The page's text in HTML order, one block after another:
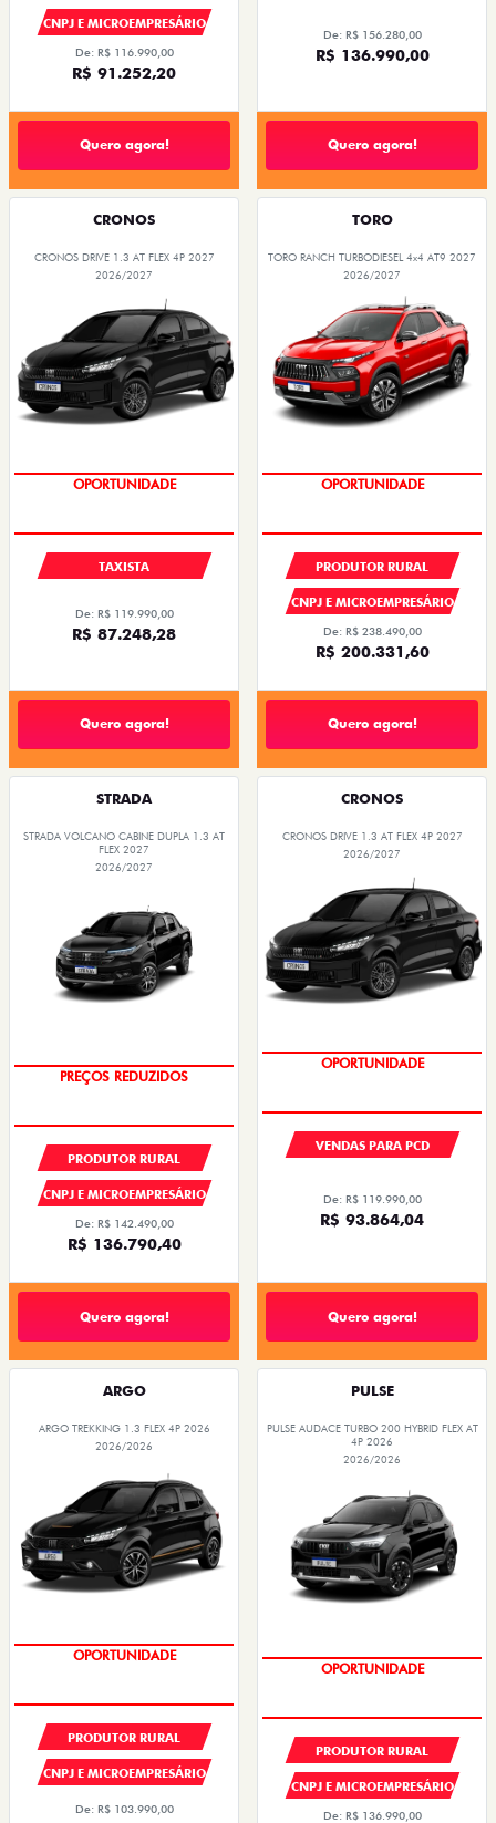
CNPJ E MICROEMPRESÁRIO
De: R$ 116.990,00
R$ 91.252,20
Quero agora!
De: R$ 156.280,00
R$ 136.990,00
Quero agora!
CRONOS
CRONOS DRIVE 1.3 AT FLEX 4P 2027
2026/2027
PREÇOS REDUZIDOS
TAXISTA
De: R$ 119.990,00
R$ 87.248,28
Quero agora!
TORO
TORO RANCH TURBODIESEL 4x4 AT9 2027
2026/2027
PREÇOS REDUZIDOS
PRODUTOR RURAL
CNPJ E MICROEMPRESÁRIO
De: R$ 238.490,00
R$ 200.331,60
Quero agora!
STRADA
STRADA VOLCANO CABINE DUPLA 1.3 AT
FLEX 2027
2026/2027
OPORTUNIDADE
PRODUTOR RURAL
CNPJ E MICROEMPRESÁRIO
De: R$ 142.490,00
R$ 136.790,40
Quero agora!
CRONOS
CRONOS DRIVE 1.3 AT FLEX 4P 2027
2026/2027
PREÇOS REDUZIDOS
VENDAS PARA PCD
De: R$ 119.990,00
R$ 93.864,04
Quero agora!
ARGO
ARGO TREKKING 1.3 FLEX 4P 2026
2026/2026
PREÇOS REDUZIDOS
PRODUTOR RURAL
CNPJ E MICROEMPRESÁRIO
De: R$ 103.990,00
PULSE
PULSE AUDACE TURBO 200 HYBRID FLEX AT
4P 2026
2026/2026
PREÇOS REDUZIDOS
PRODUTOR RURAL
CNPJ E MICROEMPRESÁRIO
De: R$ 136.990,00